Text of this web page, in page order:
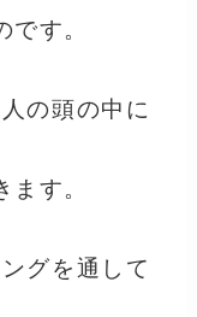
す。
の頭の中に
す。
グを通して